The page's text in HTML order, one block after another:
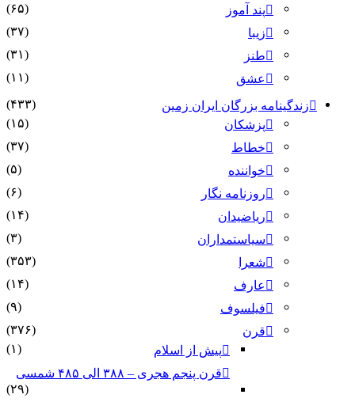
پند آموز
(۶۵)
زیبا
(۳۷)
طنز
(۳۱)
عشق
(۱۱)
زندگینامه بزرگان ایران زمین
(۴۳۳)
پزشکان
(۱۵)
خطاط
(۳۷)
خواننده
(۵)
روزنامه نگار
(۶)
ریاضیدان
(۱۴)
سیاستمداران
(۳)
شعرا
(۳۵۳)
عارف
(۱۴)
فیلسوف
(۹)
قرن
(۳۷۶)
پیش از اسلام
(۱)
قرن پنجم هجری – ۳۸۸ الی ۴۸۵ شمسی
(۲۹)